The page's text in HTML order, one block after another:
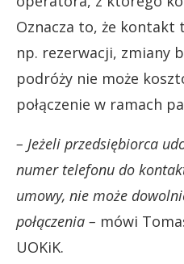
Oznacza to, że kontakt
np. rezerwacji, zmiany
podróży nie może
połączenie w ramach
– Jeżeli przedsiębiorca
numer telefonu do
umowy, nie może
połączenia – mówi
UOKiK.